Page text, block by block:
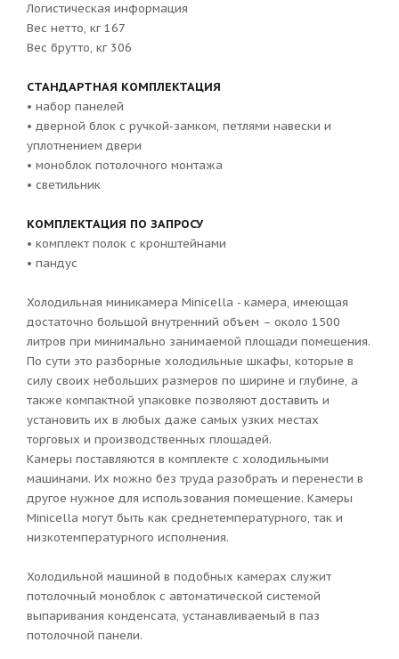
Логистическая информация
Вес нетто, кг 167
Вес брутто, кг 306
СТАНДАРТНАЯ КОМПЛЕКТАЦИЯ
• набор панелей
• дверной блок с ручкой-замком, петлями навески и
уплотнением двери
• моноблок потолочного монтажа
• светильник
КОМПЛЕКТАЦИЯ ПО ЗАПРОСУ
• комплект полок с кронштейнами
• пандус
Холодильная миникамера Minicella - камера, имеющая
достаточно большой внутренний объем – около 1500
литров при минимально занимаемой площади помещения.
По сути это разборные холодильные шкафы, которые в
силу своих небольших размеров по ширине и глубине, а
также компактной упаковке позволяют доставить и
установить их в любых даже самых узких местах
торговых и производственных площадей.
Камеры поставляются в комплекте с холодильными
машинами. Их можно без труда разобрать и перенести в
другое нужное для использования помещение. Камеры
Minicella могут быть как среднетемпературного, так и
низкотемпературного исполнения.
Холодильной машиной в подобных камерах служит
потолочный моноблок с автоматической системой
выпаривания конденсата, устанавливаемый в паз
потолочной панели.